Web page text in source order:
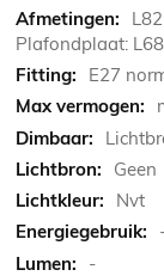
Plafondplaat:
E27
Geen
Nvt
-